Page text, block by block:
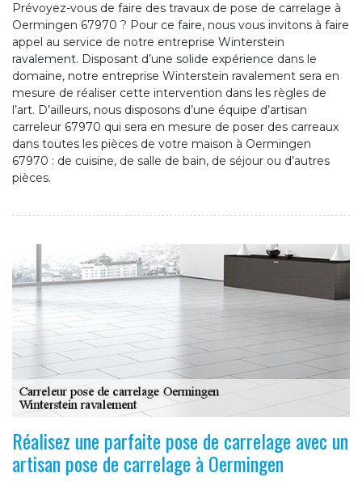
Prévoyez-vous de faire des travaux de pose de carrelage à
Oermingen 67970 ? Pour ce faire, nous vous invitons à faire
appel au service de notre entreprise Winterstein
ravalement. Disposant d’une solide expérience dans le
domaine, notre entreprise Winterstein ravalement sera en
mesure de réaliser cette intervention dans les règles de
l’art. D’ailleurs, nous disposons d’une équipe d’artisan
carreleur 67970 qui sera en mesure de poser des carreaux
dans toutes les pièces de votre maison à Oermingen
67970 : de cuisine, de salle de bain, de séjour ou d’autres
pièces.
Réalisez une parfaite pose de carrelage avec un
artisan pose de carrelage à Oermingen